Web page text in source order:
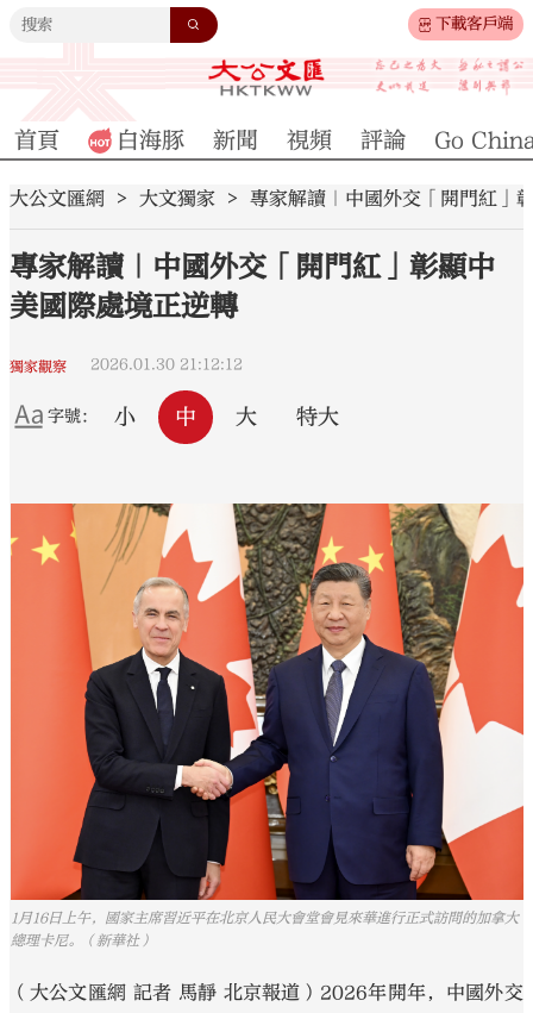
下載客戶端
大公文匯
首頁 白海豚 新聞 視頻 評論 Go
大公文匯網 大文獨家 專家解讀｜中國外交「開門紅」
專家解讀｜中國外交「開門紅」彰顯中
美國際處境正逆轉
獨家觀察 2026.01.30 21:12:12
字號： 小 中 大 特大
1月16日上午，國家主席習近平在北京人民大會堂會見來華進行正式訪問的加拿大
總理卡尼。（新華社）
（大公文匯網 記者 馬靜 北京報道）2026年開年，中國外交